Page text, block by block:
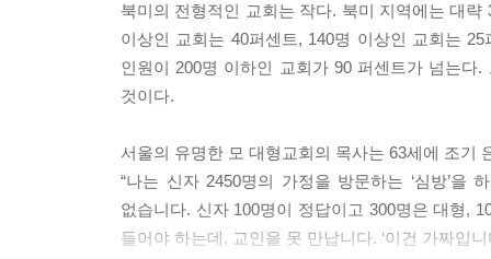
울여 감당하고, 그 결과를 예수님의 손에 맡기라
잘할 수 있다.
사역을 더 잘하려면 교회가 더 커져야 한다고 생
나도 오랫동안 그런 잘못을 저질렀다. 내가 숫자
가정과 부부들에게 전하고, 굶주린 사람들을 먹이
받는 것을 목격할 수 있었다.
나는 교인들이 늘어나지 않는다는 이유로 그런
중요했다. 예수님이 나의 생각을 바로 잡아 주신
북미의 전형적인 교회는 작다. 북미 지역에는 대
이상인 교회는 40퍼센트, 140명 이상인 교회는
인원이 200명 이하인 교회가 90 퍼센트가 넘는
것이다.
서울의 유명한 모 대형교회의 목사는 63세에 조기
“나는 신자 2450명의 가정을 방문하는 ‘심방’
없습니다. 신자 100명이 정답이고 300명은 대형,
들어야 하는데, 교인을 못 만납니다. ‘이건 가짜입니